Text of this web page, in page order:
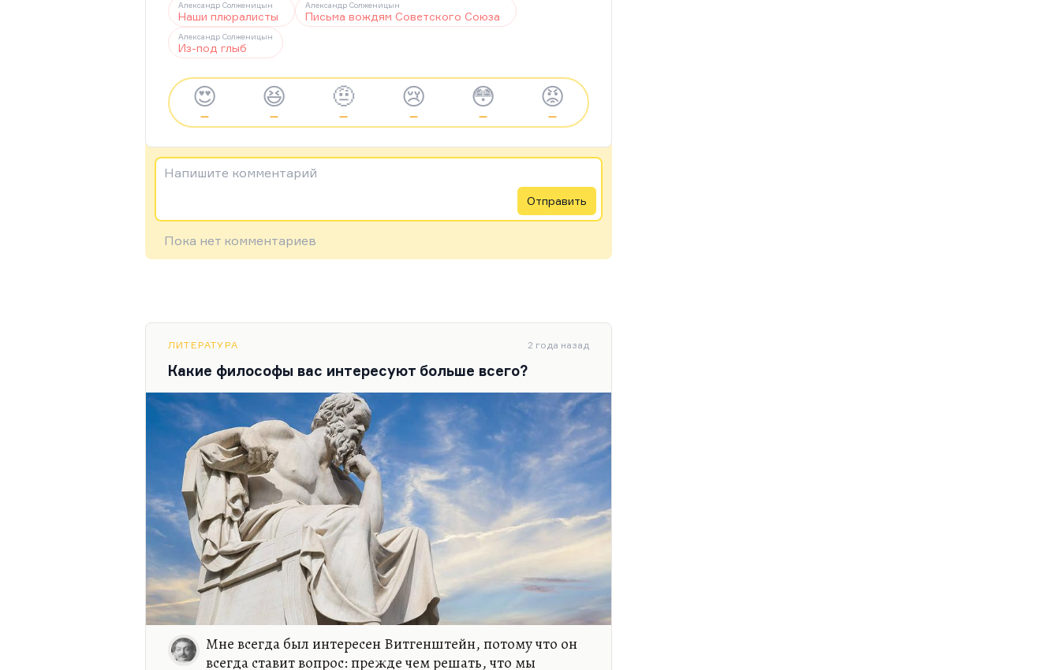
Александр Солженицын
Наши плюралисты
Александр Солженицын
Письма вождям Советского Союза
Александр Солженицын
Из-под глыб
😍
—
😆
—
🤨
—
😢
—
😳
—
😡
—
Напишите комментарий
Отправить
Пока нет комментариев
ЛИТЕРАТУРА 2 года назад
Какие философы вас интересуют больше всего?
Мне всегда был интересен Витгенштейн, потому что он
всегда ставит вопрос: прежде чем решать, что мы